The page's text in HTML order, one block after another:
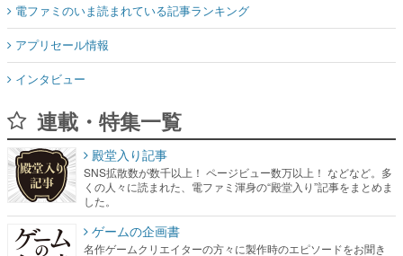
電ファミのいま読まれている記事ランキング
アプリセール情報
インタビュー
連載・特集一覧
殿堂入り記事
SNS拡散数が数千以上！ ページビュー数万以上！ などなど。多
くの人々に読まれた、電ファミ渾身の“殿堂入り”記事をまとめま
した。
ゲームの企画書
名作ゲームクリエイターの方々に製作時のエピソードをお聞き